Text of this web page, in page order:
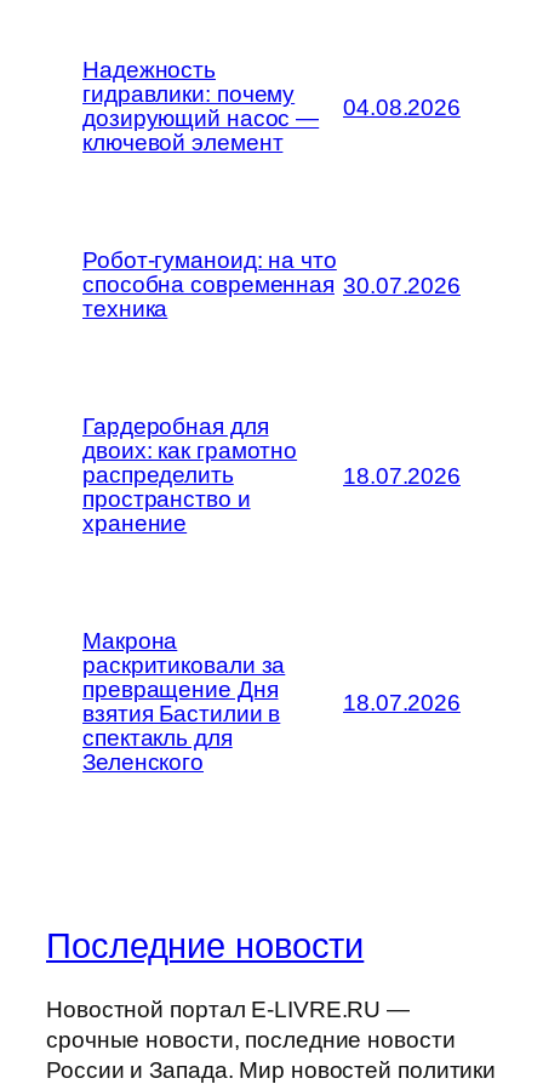
Надежность
гидравлики: почему
дозирующий насос —
ключевой элемент
04.08.2026
Робот-гуманоид: на что
способна современная
техника
30.07.2026
Гардеробная для
двоих: как грамотно
распределить
пространство и
хранение
18.07.2026
Макрона
раскритиковали за
превращение Дня
взятия Бастилии в
спектакль для
Зеленского
18.07.2026
Последние новости
Новостной портал E-LIVRE.RU —
срочные новости, последние новости
России и Запада. Мир новостей политики